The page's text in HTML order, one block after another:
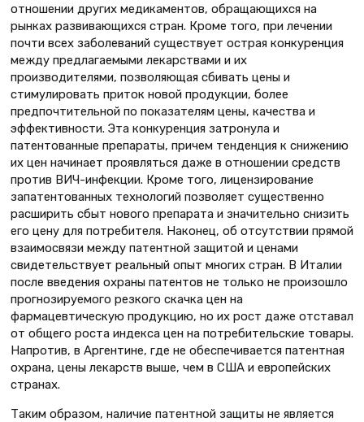
отношении других медикаментов, обращающихся на
рынках развивающихся стран. Кроме того, при лечении
почти всех заболеваний существует острая конкуренция
между предлагаемыми лекарствами и их
производителями, позволяющая сбивать цены и
стимулировать приток новой продукции, более
предпочтительной по показателям цены, качества и
эффективности. Эта конкуренция затронула и
патентованные препараты, причем тенденция к снижению
их цен начинает проявляться даже в отношении средств
против ВИЧ-инфекции. Кроме того, лицензирование
запатентованных технологий позволяет существенно
расширить сбыт нового препарата и значительно снизить
его цену для потребителя. Наконец, об отсутствии прямой
взаимосвязи между патентной защитой и ценами
свидетельствует реальный опыт многих стран. В Италии
после введения охраны патентов не только не произошло
прогнозируемого резкого скачка цен на
фармацевтическую продукцию, но их рост даже отставал
от общего роста индекса цен на потребительские товары.
Напротив, в Аргентине, где не обеспечивается патентная
охрана, цены лекарств выше, чем в США и европейских
странах.
Таким образом, наличие патентной защиты не является